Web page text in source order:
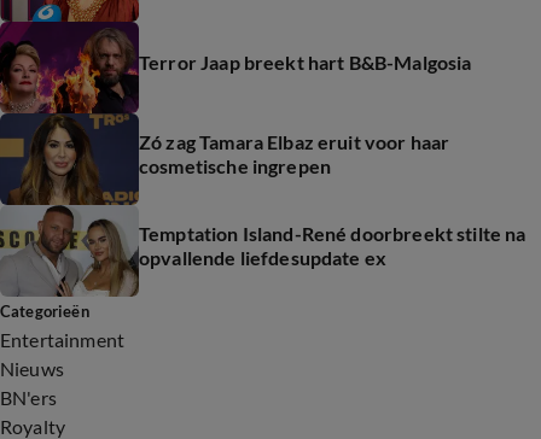
Terror Jaap breekt hart B&B-Malgosia
Zó zag Tamara Elbaz eruit voor haar
cosmetische ingrepen
Temptation Island-René doorbreekt stilte na
opvallende liefdesupdate ex
Categorieën
Entertainment
Nieuws
BN'ers
Royalty